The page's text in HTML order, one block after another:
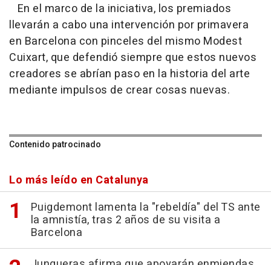
En el marco de la iniciativa, los premiados
llevarán a cabo una intervención por primavera
en Barcelona con pinceles del mismo Modest
Cuixart, que defendió siempre que estos nuevos
creadores se abrían paso en la historia del arte
mediante impulsos de crear cosas nuevas.
Contenido patrocinado
Lo más leído en Catalunya
Puigdemont lamenta la "rebeldía" del TS ante
la amnistía, tras 2 años de su visita a
Barcelona